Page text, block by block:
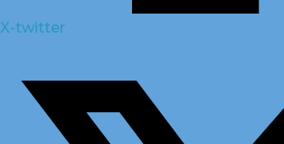
X-twitter